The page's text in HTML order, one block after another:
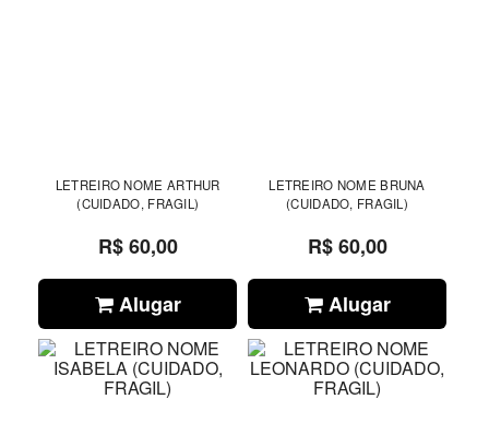
LETREIRO NOME ARTHUR
(CUIDADO, FRAGIL)
R$ 60,00
Alugar
LETREIRO NOME BRUNA
(CUIDADO, FRAGIL)
R$ 60,00
Alugar